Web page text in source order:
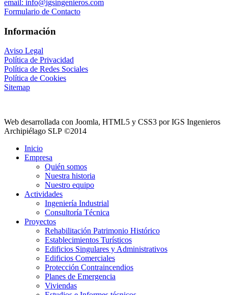
email: info@igsingenieros.com
Formulario de Contacto
Información
Aviso Legal
Política de Privacidad
Política de Redes Sociales
Política de Cookies
Sitemap
Web desarrollada con Joomla, HTML5 y CSS3 por IGS Ingenieros
Archipiélago SLP ©2014
Inicio
Empresa
Quién somos
Nuestra historia
Nuestro equipo
Actividades
Ingeniería Industrial
Consultoría Técnica
Proyectos
Rehabilitación Patrimonio Histórico
Establecimientos Turísticos
Edificios Singulares y Administrativos
Edificios Comerciales
Protección Contraincendios
Planes de Emergencia
Viviendas